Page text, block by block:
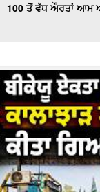
100 ਤੋਂ ਵੱਧ ਔਰਤਾਂ ਆਮ